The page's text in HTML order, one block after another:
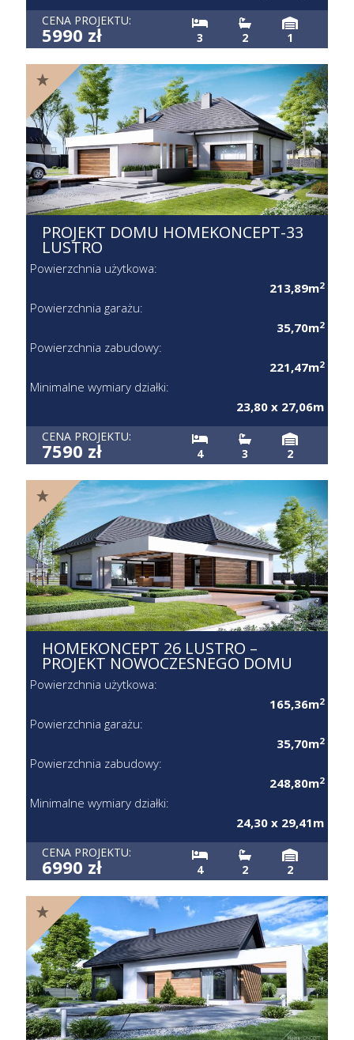
CENA PROJEKTU:
5990 zł 3 2 1
PROJEKT DOMU HOMEKONCEPT-33
LUSTRO
Powierzchnia użytkowa:
213,89m2
Powierzchnia garażu:
35,70m2
Powierzchnia zabudowy:
221,47m2
Minimalne wymiary działki:
23,80 x 27,06m
CENA PROJEKTU:
7590 zł 4 3 2
HOMEKONCEPT 26 LUSTRO –
PROJEKT NOWOCZESNEGO DOMU
Powierzchnia użytkowa:
165,36m2
Powierzchnia garażu:
35,70m2
Powierzchnia zabudowy:
248,80m2
Minimalne wymiary działki:
24,30 x 29,41m
CENA PROJEKTU:
6990 zł 4 2 2